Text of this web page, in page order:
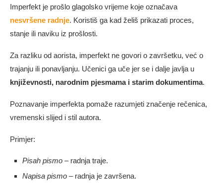
Imperfekt je prošlo glagolsko vrijeme koje označava
nesvršene radnje. Koristiš ga kad želiš prikazati proces,
stanje ili naviku iz prošlosti.
Za razliku od aorista, imperfekt ne govori o završetku, već o
trajanju ili ponavljanju. Učenici ga uče jer se i dalje javlja u
književnosti, narodnim pjesmama i starim dokumentima.
Poznavanje imperfekta pomaže razumjeti značenje rečenica,
vremenski slijed i stil autora.
Primjer:
Pisah pismo – radnja traje.
Napisa pismo – radnja je završena.